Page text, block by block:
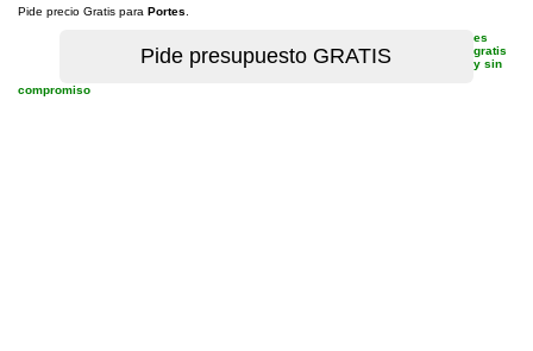
Pide precio Gratis para Portes
es
gratis
y sin
compromiso